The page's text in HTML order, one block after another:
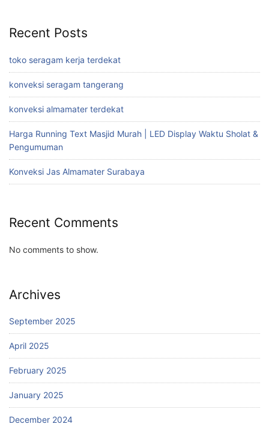
Recent Posts
toko seragam kerja terdekat
konveksi seragam tangerang
konveksi almamater terdekat
Harga Running Text Masjid Murah | LED Display Waktu Sholat &
Pengumuman
Konveksi Jas Almamater Surabaya
Recent Comments
No comments to show.
Archives
September 2025
April 2025
February 2025
January 2025
December 2024